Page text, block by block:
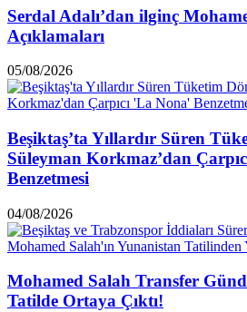
Serdal Adalı’dan ilginç
Açıklamaları
05/08/2026
Beşiktaş’ta Yıllardır Süren
Süleyman Korkmaz’dan
Benzetmesi
04/08/2026
Mohamed Salah Transfer
Tatilde Ortaya Çıktı!